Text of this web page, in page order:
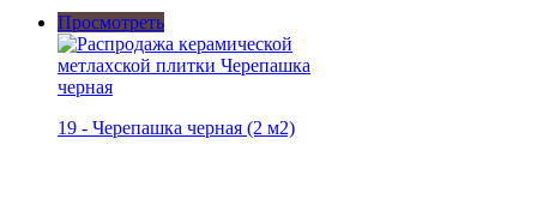
Просмотреть
19 - Черепашка черная (2 м2)